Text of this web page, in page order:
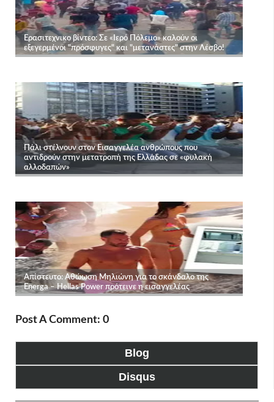
Post A Comment: 0
Blog
Disqus